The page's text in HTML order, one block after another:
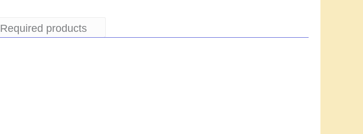
Required products